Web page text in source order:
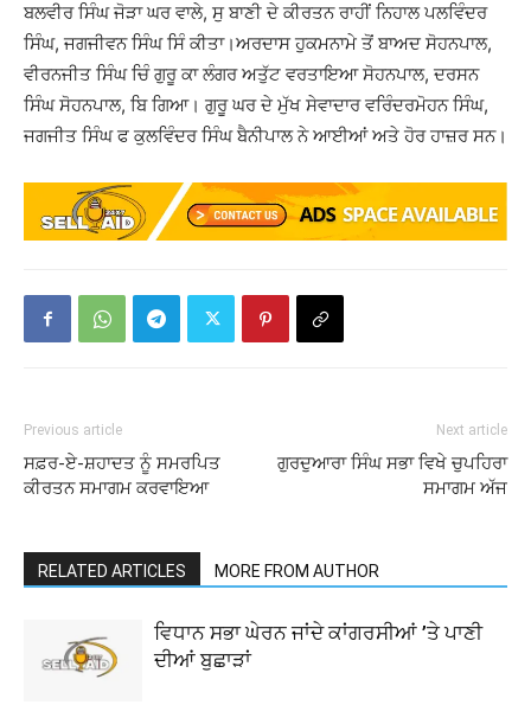
ਬਲਵੀਰ ਸਿੰਘ ਜੋੜਾ ਘਰ ਵਾਲੇ, ਸੁ ਬਾਣੀ ਦੇ ਕੀਰਤਨ ਰਾਹੀਂ ਨਿਹਾਲ ਪਲਵਿੰਦਰ
ਸਿੰਘ, ਜਗਜੀਵਨ ਸਿੰਘ ਸਿੰ ਕੀਤਾ।ਅਰਦਾਸ ਹੁਕਮਨਾਮੇ ਤੋਂ ਬਾਅਦ ਸੋਹਨਪਾਲ,
ਵੀਰਨਜੀਤ ਸਿੰਘ ਚਿੰ ਗੁਰੂ ਕਾ ਲੰਗਰ ਅਤੁੱਟ ਵਰਤਾਇਆ ਸੋਹਨਪਾਲ, ਦਰਸਨ
ਸਿੰਘ ਸੋਹਨਪਾਲ, ਬਿ ਗਿਆ। ਗੁਰੂ ਘਰ ਦੇ ਮੁੱਖ ਸੇਵਾਦਾਰ ਵਰਿੰਦਰਮੋਹਨ ਸਿੰਘ,
ਜਗਜੀਤ ਸਿੰਘ ਫ ਕੁਲਵਿੰਦਰ ਸਿੰਘ ਬੈਨੀਪਾਲ ਨੇ ਆਈਆਂ ਅਤੇ ਹੋਰ ਹਾਜ਼ਰ ਸਨ।
Previous article
ਸਫ਼ਰ-ਏ-ਸ਼ਹਾਦਤ ਨੂੰ ਸਮਰਪਿਤ
ਕੀਰਤਨ ਸਮਾਗਮ ਕਰਵਾਇਆ
Next article
ਗੁਰਦੁਆਰਾ ਸਿੰਘ ਸਭਾ ਵਿਖੇ ਚੁਪਹਿਰਾ
ਸਮਾਗਮ ਅੱਜ
RELATED ARTICLES MORE FROM AUTHOR
ਵਿਧਾਨ ਸਭਾ ਘੇਰਨ ਜਾਂਦੇ ਕਾਂਗਰਸੀਆਂ ’ਤੇ ਪਾਣੀ
ਦੀਆਂ ਬੁਛਾੜਾਂ